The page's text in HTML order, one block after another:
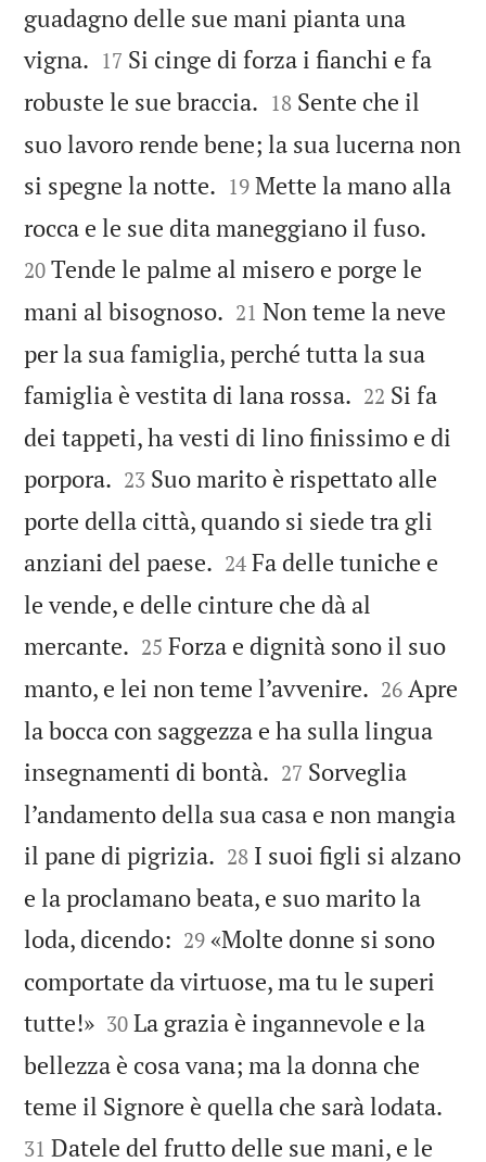
guadagno delle sue mani pianta una
vigna. 

17 Si cinge di forza i fianchi e fa
robuste le sue braccia. 

18 Sente che il
suo lavoro rende bene; la sua lucerna non
si spegne la notte. 

19 Mette la mano alla
rocca e le sue dita maneggiano il fuso.
20 Tende le palme al misero e porge le
mani al bisognoso. 

21 Non teme la neve
per la sua famiglia, perché tutta la sua
famiglia è vestita di lana rossa. 

22 Si fa
dei tappeti, ha vesti di lino finissimo e di
porpora. 

23 Suo marito è rispettato alle
porte della città, quando si siede tra gli
anziani del paese. 

24 Fa delle tuniche e
le vende, e delle cinture che dà al
mercante. 

25 Forza e dignità sono il suo
manto, e lei non teme l’avvenire. 

26 Apre
la bocca con saggezza e ha sulla lingua
insegnamenti di bontà. 

27 Sorveglia
l’andamento della sua casa e non mangia
il pane di pigrizia. 

28 I suoi figli si alzano
e la proclamano beata, e suo marito la
loda, dicendo: 

29 «Molte donne si sono
comportate da virtuose, ma tu le superi
tutte!»
30 La grazia è ingannevole e la
bellezza è cosa vana; ma la donna che
teme il Signore è quella che sarà lodata.
31 Datele del frutto delle sue mani, e le